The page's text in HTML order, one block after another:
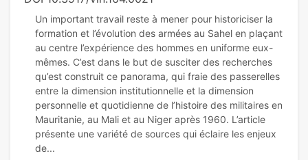
Un important travail reste à mener pour historiciser la
formation et l’évolution des armées au Sahel en plaçant
au centre l’expérience des hommes en uniforme eux-
mêmes. C’est dans le but de susciter des recherches
qu’est construit ce panorama, qui fraie des passerelles
entre la dimension institutionnelle et la dimension
personnelle et quotidienne de l’histoire des militaires en
Mauritanie, au Mali et au Niger après 1960. L’article
présente une variété de sources qui éclaire les enjeux